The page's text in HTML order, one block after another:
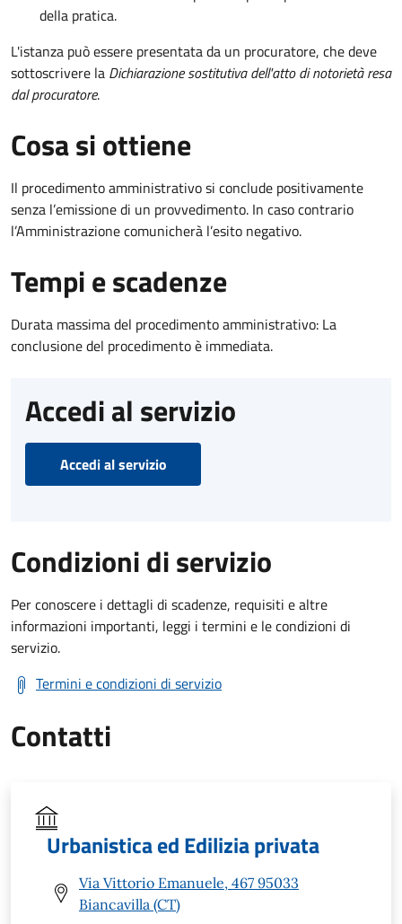
della pratica.
L'istanza può essere presentata da un procuratore, che deve
sottoscrivere la Dichiarazione sostitutiva dell'atto di notorietà resa
dal procuratore.
Cosa si ottiene
Il procedimento amministrativo si conclude positivamente
senza l’emissione di un provvedimento. In caso contrario
l’Amministrazione comunicherà l’esito negativo.
Tempi e scadenze
Durata massima del procedimento amministrativo: La
conclusione del procedimento è immediata.
Accedi al servizio
Accedi al servizio
Condizioni di servizio
Per conoscere i dettagli di scadenze, requisiti e altre
informazioni importanti, leggi i termini e le condizioni di
servizio.
Termini e condizioni di servizio
Contatti
Urbanistica ed Edilizia privata
Via Vittorio Emanuele, 467 95033
Biancavilla (CT)